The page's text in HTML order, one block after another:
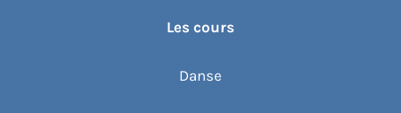
Les cours
Danse